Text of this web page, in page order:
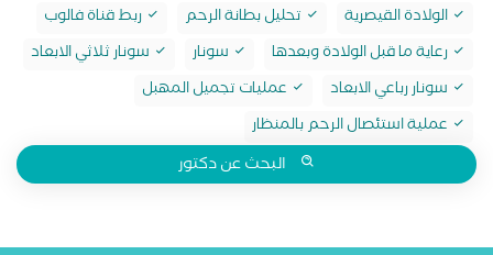
الولادة القيصرية
تحليل بطانة الرحم
ربط قناة فالوب
رعاية ما قبل الولادة وبعدها
سونار
سونار ثلاثي الابعاد
سونار رباعي الابعاد
عمليات تجميل المهبل
عملية استئصال الرحم بالمنظار
البحث عن دكتور